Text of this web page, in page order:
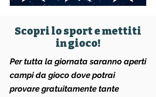
Scopri lo sport e mettiti
in gioco!
Per tutta la giornata saranno aperti
campi da gioco dove potrai
provare gratuitamente tante